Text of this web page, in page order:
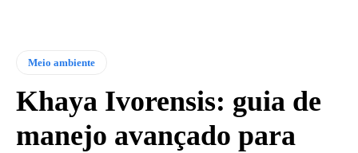
Meio ambiente
Khaya Ivorensis: guia de
manejo avançado para